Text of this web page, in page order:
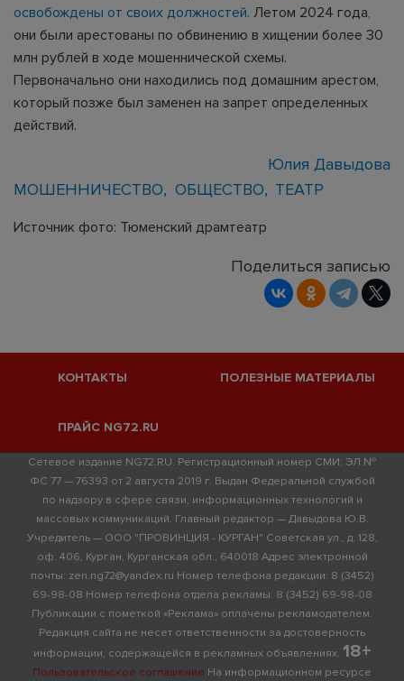
освобождены от своих должностей. Летом 2024 года,
они были арестованы по обвинению в хищении более 30
млн рублей в ходе мошеннической схемы.
Первоначально они находились под домашним арестом,
который позже был заменен на запрет определенных
действий.
Юлия Давыдова
МОШЕННИЧЕСТВО
ОБЩЕСТВО ТЕАТР
Источник фото: Тюменский драмтеатр
Поделиться записью
КОНТАКТЫ ПОЛЕЗНЫЕ МАТЕРИАЛЫ
ПРАЙС NG72.RU
Сетевое издание NG72.RU. Регистрационный номер СМИ: ЭЛ №
ФС 77 — 76393 от 2 августа 2019 г. Выдан Федеральной службой
по надзору в сфере связи, информационных технологий и
массовых коммуникаций. Главный редактор — Давыдова Ю.В.
Учредитель — ООО "ПРОВИНЦИЯ - КУРГАН" Советская ул., д. 128,
оф. 406, Курган, Курганская обл., 640018 Адрес электронной
почты: zen.ng72@yandex.ru Номер телефона редакции: 8 (3452)
69-98-08 Номер телефона отдела рекламы: 8 (3452) 69-98-08
Публикации с пометкой «Реклама» оплачены рекламодателем.
Редакция сайта не несет ответственности за достоверность
информации, содержащейся в рекламных объявлениях. 18+
Пользовательское соглашение На информационном ресурсе